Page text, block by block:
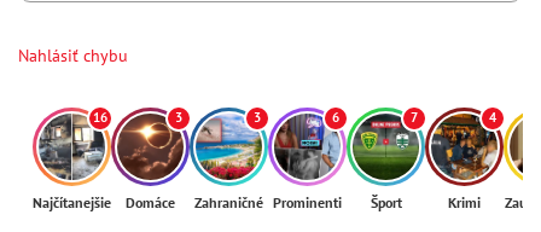
Nahlásiť chybu
16
Najčítanejšie
3
Domáce
3
Zahraničné
6
Prominenti
7
Šport
4
Krimi